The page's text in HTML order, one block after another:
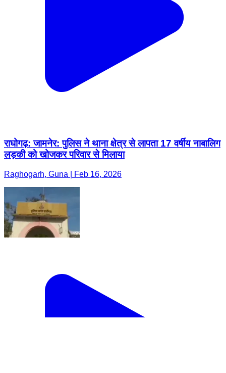
राघोगढ़: जामनेर: पुलिस ने थाना क्षेत्र से लापता 17 वर्षीय नाबालिग
लड़की को खोजकर परिवार से मिलाया
Raghogarh, Guna | Feb 16, 2026